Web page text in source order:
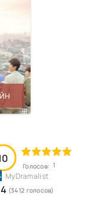
Голосов: 1
(3412 голосов)